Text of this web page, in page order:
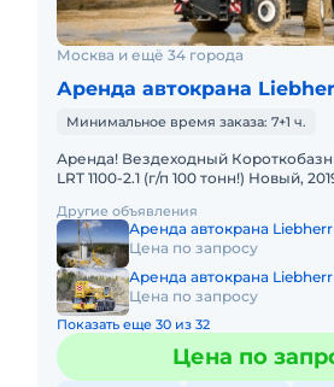
Москва и ещё 34 города
Аренда автокрана Liebherr
Минимальное время заказа: 7+1 ч.
Аренда! Вездеходный
LRT 1100-2.1 (г/п 100 тонн!) Новый,
бездорожью. Тех
Другие объявления
Аренда автокрана Liebherr
Цена по запросу
Аренда автокрана Liebherr
Цена по запросу
Показать еще 30 из 32
Цена по